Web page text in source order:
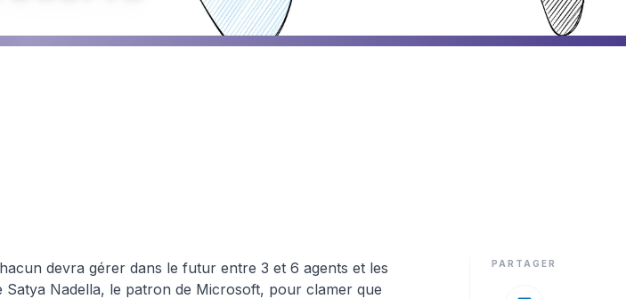
PARTAGER
devra gérer dans le futur entre 3 et 6 agents et les
Nadella, le patron de Microsoft, pour clamer que